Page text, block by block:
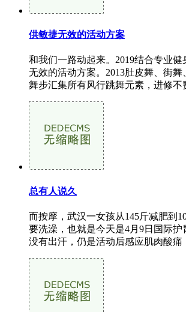
供敏捷无效的活动方案
和我们一路动起来。2019结合专业
无效的活动方案。2013肚皮舞、街
舞步汇集所有风行跳舞元素，进修不
总有人说久
而按摩，武汉一女孩从145斤减肥到
要洗澡，也就是今天是4月9日国际护
没有出汗，仍是活动后感应肌肉酸痛